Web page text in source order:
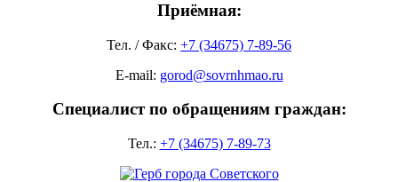
Приёмная:
Тел. / Факс: +7 (34675) 7-89-56
E-mail: gorod@sovrnhmao.ru
Специалист по обращениям граждан:
Тел.: +7 (34675) 7-89-73